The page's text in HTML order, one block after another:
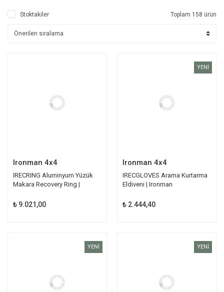
Stoktakiler Toplam 158 ürün
Ironman 4x4
IRECRING Aluminyum Yüzük
Makara Recovery Ring |
₺ 9.021,00
YENİ
Ironman 4x4
IRECGLOVES Arama Kurtarma
Eldiveni | Ironman
₺ 2.444,40
YENİ YENİ